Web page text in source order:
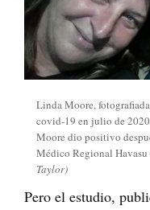
Linda Moore,
covid-19 en julio de
Moore dio positivo
Médico Regional
Taylor)
Pero el estudio,